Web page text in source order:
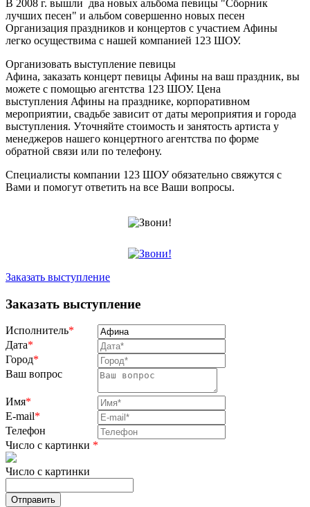
В 2008 г. вышли два новых альбома певицы "Сборник
лучших песен" и альбом совершенно новых песен
Организация праздников и концертов с участием Афины
легко осуществима с нашей компанией 123 ШОУ.
Организовать выступление певицы
Афина, заказать концерт певицы Афины на ваш праздник, вы
можете с помощью агентства 123 ШОУ. Цена
выступления Афины на празднике, корпоративном
мероприятии, свадьбе зависит от даты мероприятия и города
выступления. Уточняйте стоимость и занятость артиста у
менеджеров нашего концертного агентства по форме
обратной связи или по телефону.
Специалисты компании 123 ШОУ обязательно свяжутся с
Вами и помогут ответить на все Ваши вопросы.
Заказать выступление
Заказать выступление
Исполнитель*
Дата*
Город*
Ваш вопрос
Имя*
E-mail*
Телефон
Число с картинки *
Число с картинки